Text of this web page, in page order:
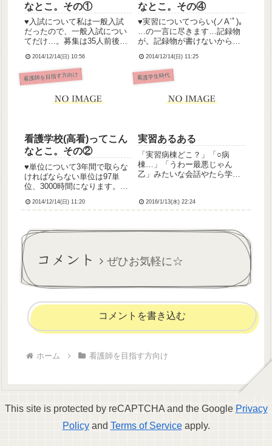
なとこ。その①
♥︎入試について私は一般入試
だったので、一般入試につい
てだけ…。募集は35人前後
合格者は45人でした。滑り止
め受験で例年必ず辞退者が出
るので、多めにとってるみた
て行われました。1日目が...
2014/12/14(日) 10:56
なとこ。その④
♥︎実習についてつらい(ノА`ﾟ)｡
…の一言に尽きます…記録物
が。記録物が書けないからと
ます←経験者うちの学校では1
年次に基礎Ⅰ･Ⅱ、2～3年次
にかけて各論、3年次に在宅、
の実習に行きます...
2014/12/14(日) 11:25
看護師を目指す方向け
看護学校(高看)ってこん
なとこ。その②
♥︎単位について3年間で取らな
ければならない単位は97単
位、3000時間になります。授
(1時間カウントの科目もあ
は出席してなければアウトだ
った気がします...
2014/12/14(日) 11:20
看護学生時代
実習あるある
「実習病棟どこ？」「○病
棟…」「うわー最悪じゃん
乙」みたいな会話やたら学生
分で教員に怒られる白ソック
アの根拠は？」と突っ込まれ
2016/1/13(水) 22:24
コメント ぜひお気軽に☆
コメントを書き込む
ホーム 看護師を目指す方向け
This site is protected by reCAPTCHA and the Google Privacy
Policyand Terms of Serviceapply.